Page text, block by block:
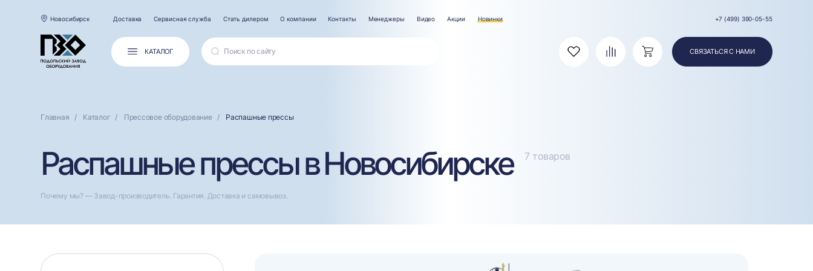
Новосибирск Доставка Сервисная служба Стать дилером О компании Контакты Менеджеры Видео Акции Новинки +7 (499) 390-05-55
КАТАЛОГ Избранное СравнениеКорзина СВЯЗАТЬСЯ С НАМИ
Главная Каталог Прессовое оборудование Распашные прессы
Распашные прессы в Новосибирске 7 товаров
Почему мы? — Завод-производитель. Гарантия. Доставка и самовывоз.